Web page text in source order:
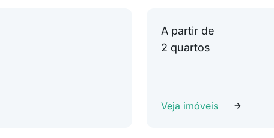
A partir de
2 quartos
Veja imóveis